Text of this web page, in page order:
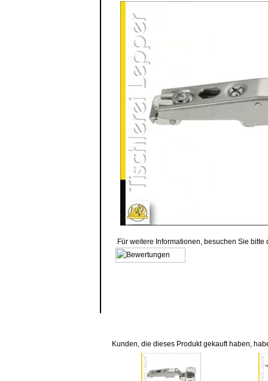
Für weitere Informationen, besuchen Sie bitte
Kunden, die dieses Produkt gekauft haben,